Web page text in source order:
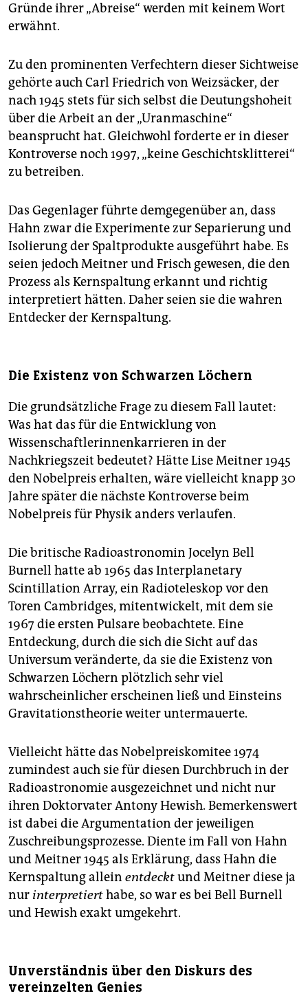
Gründe ihrer „Abreise“ werden mit keinem Wort
erwähnt.
Zu den prominenten Verfechtern dieser Sichtweise
gehörte auch Carl Friedrich von Weizsäcker, der
nach 1945 stets für sich selbst die Deutungshoheit
über die Arbeit an der „Uranmaschine“
beansprucht hat. Gleichwohl forderte er in dieser
Kontroverse noch 1997, „keine Geschichtsklitterei“
zu betreiben.
Das Gegenlager führte demgegenüber an, dass
Hahn zwar die Experimente zur Separierung und
Isolierung der Spaltprodukte ausgeführt habe. Es
seien jedoch Meitner und Frisch gewesen, die den
Prozess als Kernspaltung erkannt und richtig
interpretiert hätten. Daher seien sie die wahren
Entdecker der Kernspaltung.
Die Existenz von Schwarzen Löchern
Die grundsätzliche Frage zu diesem Fall lautet:
Was hat das für die Entwicklung von
Wissenschaftlerinnenkarrieren in der
Nachkriegszeit bedeutet? Hätte Lise Meitner 1945
den Nobelpreis erhalten, wäre vielleicht knapp 30
Jahre später die nächste Kontroverse beim
Nobelpreis für Physik anders verlaufen.
Die britische Radioastronomin Jocelyn Bell
Burnell hatte ab 1965 das Interplanetary
Scintillation Array, ein Radioteleskop vor den
Toren Cambridges, mit­entwickelt, mit dem sie
1967 die ersten Pulsare beobachtete. Eine
Entdeckung, durch die sich die Sicht auf das
Universum veränderte, da sie die Existenz von
Schwarzen Löchern plötzlich sehr viel
wahrscheinlicher erscheinen ließ und Einsteins
Gravitationstheorie weiter untermauerte.
Vielleicht hätte das Nobelpreiskomitee 1974
zumindest auch sie für diesen Durchbruch in der
Radioastronomie ausgezeichnet und nicht nur
ihren Doktorvater Antony Hewish. Bemerkenswert
ist dabei die Argumentation der jeweiligen
Zuschreibungsprozesse. Diente im Fall von Hahn
und Meitner 1945 als Erklärung, dass Hahn die
Kernspaltung allein entdecktund Meitner diese ja
nur interpretierthabe, so war es bei Bell Burnell
und Hewish exakt umgekehrt.
Unverständnis über den Diskurs des
vereinzelten Genies